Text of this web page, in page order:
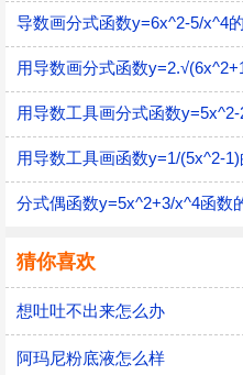
导数画分式函数y=6x^2-5/x^4
用导数画分式函数
用导数工具画分式函数
用导数工具画函数y=1/(5x^2-
分式偶函数y=5x^2+3/x^4函数
猜你喜欢
想吐吐不出来怎么办
阿玛尼粉底液怎么样